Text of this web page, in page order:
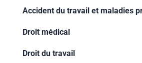
Accident du travail et maladies
Droit médical
Droit du travail